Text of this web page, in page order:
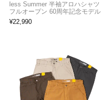
less Summer 半袖アロハシャツ
フルオープン 60周年記念モデル
¥22,990